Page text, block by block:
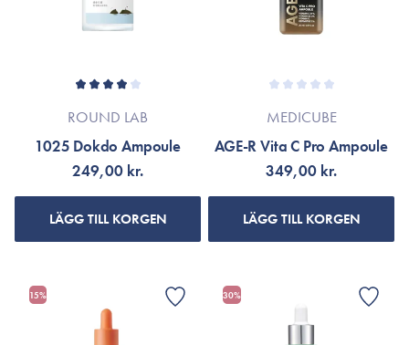
ROUND LAB
1025 Dokdo Ampoule
249,00 kr.
LÄGG TILL KORGEN
MEDICUBE
AGE-R Vita C Pro Ampoule
349,00 kr.
LÄGG TILL KORGEN
15% 30%